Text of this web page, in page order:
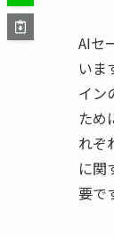
AIセ
いま
イン
ため
れぞ
に関
要で